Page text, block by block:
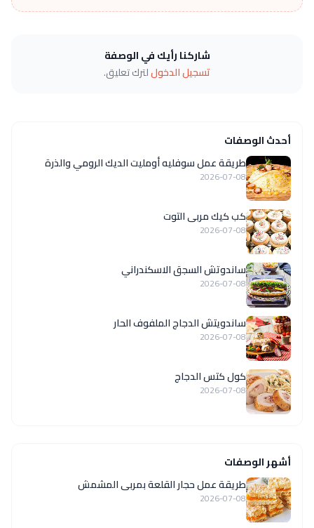
شاركنا رأيك في الوصفة
تسجيل الدخوللترك تعليق.
أحدث الوصفات
طريقة عمل سوفليه أومليت الديك الرومي والذرة
2026-07-08
كب كيك مربى التوت
2026-07-08
ساندوتش السجق الاسكندراني
2026-07-08
ساندويتش الدجاج الملفوف الحار
2026-07-08
كول كتس الدجاج
2026-07-08
أشهر الوصفات
طريقة عمل حجار القلعة بمربى المشمش
2026-07-08